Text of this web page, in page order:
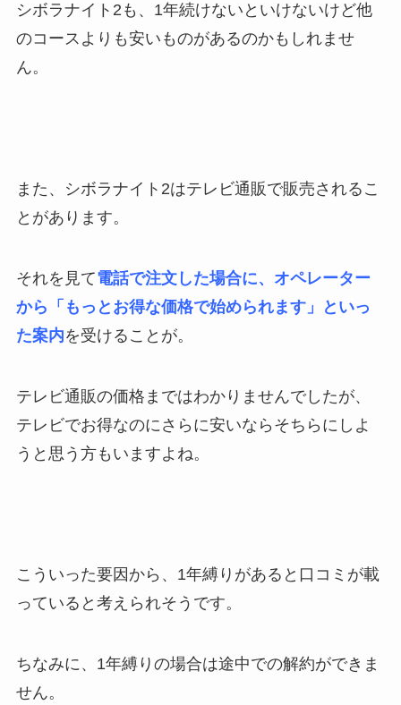
シボラナイト2も、1年続けないといけないけど他
のコースよりも安いものがあるのかもしれませ
ん。
また、シボラナイト2はテレビ通販で販売されるこ
とがあります。
それを見て電話で注文した場合に、オペレーター
から「もっとお得な価格で始められます」といっ
た案内を受けることが。
テレビ通販の価格まではわかりませんでしたが、
テレビでお得なのにさらに安いならそちらにしよ
うと思う方もいますよね。
こういった要因から、1年縛りがあると口コミが載
っていると考えられそうです。
ちなみに、1年縛りの場合は途中での解約ができま
せん。